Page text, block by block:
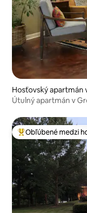
Hosťovský apartmán
Útulný apartmán v
Najobľúbenejšie
Obľúbené medzi